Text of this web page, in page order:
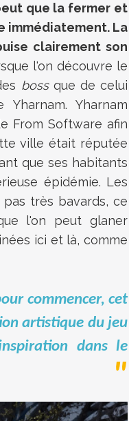
que la fermer et
immédiatement. La
clairement son
l'on découvre le
bossque de celui
Yharnam
From Software afin
ville était réputée
que ses habitants
épidémie. Les
très bavards, ce
l'on peut glaner
ici et là, comme
commencer, cet
artistique du jeu
dans le